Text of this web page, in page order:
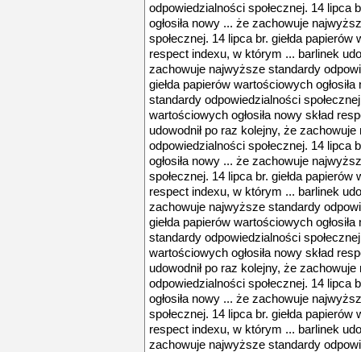
odpowiedzialności społecznej. 14 lipca
ogłosiła nowy ... że zachowuje
społecznej. 14 lipca br. giełda papierów
respect indexu, w którym ... barlinek
zachowuje najwyższe standardy
giełda papierów wartościowych
standardy odpowiedzialności
wartościowych ogłosiła nowy skład
udowodnił po raz kolejny, że
odpowiedzialności społecznej. 14 lipca
ogłosiła nowy ... że zachowuje
społecznej. 14 lipca br. giełda papierów
respect indexu, w którym ... barlinek
zachowuje najwyższe standardy
giełda papierów wartościowych
standardy odpowiedzialności
wartościowych ogłosiła nowy skład
udowodnił po raz kolejny, że
odpowiedzialności społecznej. 14 lipca
ogłosiła nowy ... że zachowuje
społecznej. 14 lipca br. giełda papierów
respect indexu, w którym ... barlinek
zachowuje najwyższe standardy